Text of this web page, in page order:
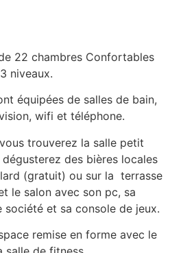
22 chambres Confortables
niveaux.
équipées de salles de bain,
wifi et téléphone.
trouverez la salle petit
des bières locales
(gratuit) ou sur la terrasse
le salon avec son pc, sa
société et sa console de jeux.
remise en forme avec le